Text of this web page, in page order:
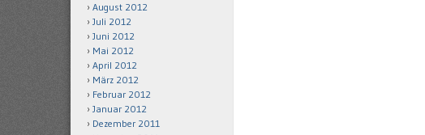
August 2012
Juli 2012
Juni 2012
Mai 2012
April 2012
März 2012
Februar 2012
Januar 2012
Dezember 2011